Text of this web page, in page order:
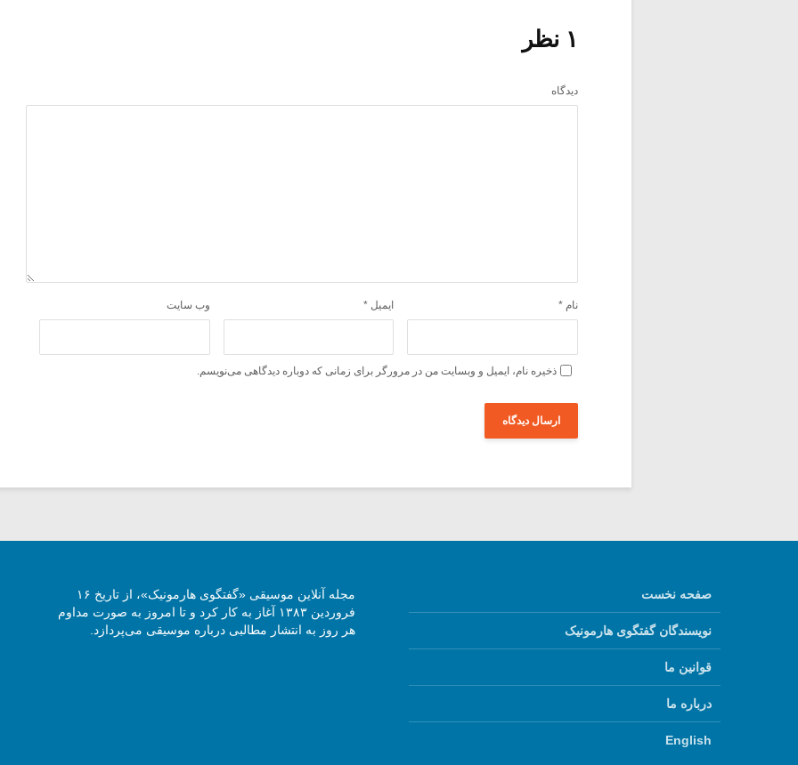
۱ نظر
دیدگاه
نام * ایمیل * وب‌ سایت
ذخیره نام، ایمیل و وبسایت من در مرورگر برای زمانی که دوباره دیدگاهی می‌نویسم.
صفحه نخست
نویسندگان گفتگوی هارمونیک
قوانین ما
درباره ما
English
مجله آنلاین موسیقی «گفتگوی هارمونیک»، از تاریخ ۱۶
فروردین ۱۳۸۳ آغاز به کار کرد و تا امروز به صورت مداوم
هر روز به انتشار مطالبی درباره موسیقی می‌پردازد.